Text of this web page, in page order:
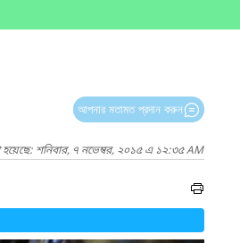
আপনার মতামত প্রদান করুন
হয়েছে: শনিবার, ৭ নভেম্বর, ২০১৫ এ ১২:৩৫ AM